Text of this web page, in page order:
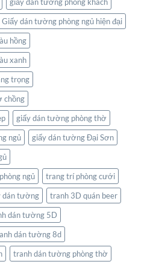
Giấy dán tường phòng ngủ hiện đại
hồng
xanh
trọng
chồng
giấy dán tường phòng thờ
ngủ
giấy dán tường Đại Sơn
ngủ
trang trí phòng cưới
dán tường
tranh 3D quán beer
dán tường 5D
dán tường 8d
tranh dán tường phòng thờ